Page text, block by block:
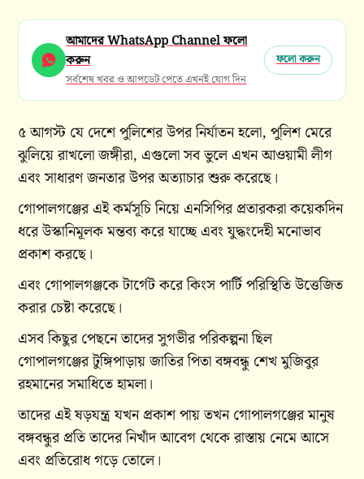
আমাদের WhatsApp Channel ফলো
করুন
সর্বশেষ খবর ও আপডেট পেতে এখনই যোগ দিন
ফলো করুন
৫ আগস্ট যে দেশে পুলিশের উপর নির্যাতন হলো, পুলিশ মেরে
ঝুলিয়ে রাখলো জঙ্গীরা, এগুলো সব ভুলে এখন আওয়ামী লীগ
এবং সাধারণ জনতার উপর অত্যাচার শুরু করেছে।
গোপালগঞ্জের এই কর্মসূচি নিয়ে এনসিপির প্রতারকরা কয়েকদিন
ধরে উস্কানিমূলক মন্তব্য করে যাচ্ছে এবং যুদ্ধংদেহী মনোভাব
প্রকাশ করছে।
এবং গোপালগঞ্জকে টার্গেট করে কিংস পার্টি পরিস্থিতি উত্তেজিত
করার চেষ্টা করেছে।
এসব কিছুর পেছনে তাদের সুগভীর পরিকল্পনা ছিল
গোপালগঞ্জের টুঙ্গিপাড়ায় জাতির পিতা বঙ্গবন্ধু শেখ মুজিবুর
রহমানের সমাধিতে হামলা।
তাদের এই ষড়যন্ত্র যখন প্রকাশ পায় তখন গোপালগঞ্জের মানুষ
বঙ্গবন্ধুর প্রতি তাদের নিখাঁদ আবেগ থেকে রাস্তায় নেমে আসে
এবং প্রতিরোধ গড়ে তোলে।